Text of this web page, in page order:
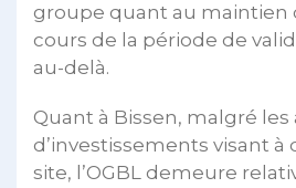
groupe quant au maintien
cours de la période de
au-delà.
Quant à Bissen, malgré
d’investissements visant à
site, l’OGBL demeure